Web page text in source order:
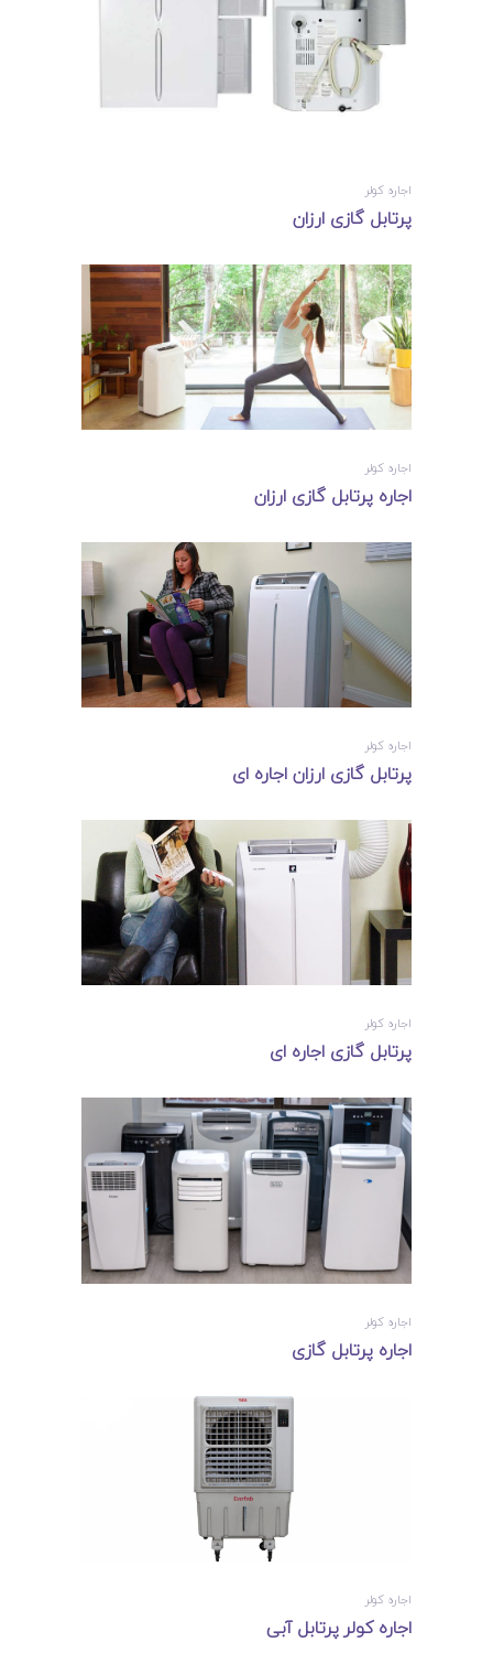
اجاره کولر
پرتابل گازی ارزان
اجاره کولر
اجاره پرتابل گازی ارزان
اجاره کولر
پرتابل گازی ارزان اجاره ای
اجاره کولر
پرتابل گازی اجاره ای
اجاره کولر
اجاره پرتابل گازی
اجاره کولر
اجاره کولر پرتابل آبی